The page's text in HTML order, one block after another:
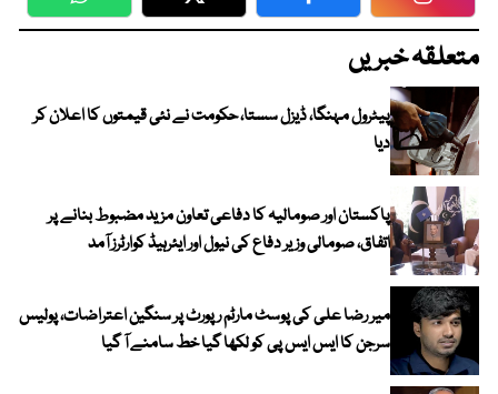
WhatsApp Twitter Facebook
متعلقہ خبریں
پیٹرول مہنگا، ڈیزل سستا، حکومت نے نئی قیمتوں کا اعلان کر
دیا
پاکستان اور صومالیہ کا دفاعی تعاون مزید مضبوط بنانے پر
اتفاق، صومالی وزیر دفاع کی نیول اور ایئرہیڈ کوارٹرز آمد
میر رضا علی کی پوسٹ مارٹم رپورٹ پر سنگین اعتراضات، پولیس
سرجن کا ایس ایس پی کو لکھا گیا خط سامنے آ گیا